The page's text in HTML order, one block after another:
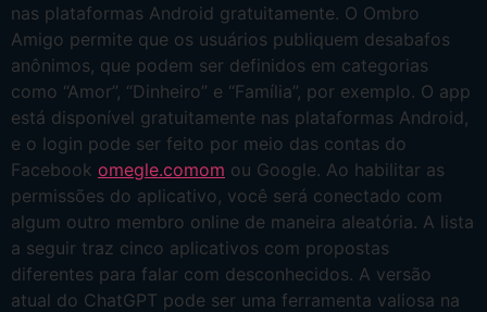
nas plataformas Android gratuitamente. O Ombro
Amigo permite que os usuários publiquem desabafos
anônimos, que podem ser definidos em categorias
como “Amor”, “Dinheiro” e “Família”, por exemplo. O app
está disponível gratuitamente nas plataformas Android,
e o login pode ser feito por meio das contas do
Facebook omegle.comom ou Google. Ao habilitar as
permissões do aplicativo, você será conectado com
algum outro membro online de maneira aleatória. A lista
a seguir traz cinco aplicativos com propostas
diferentes para falar com desconhecidos. A versão
atual do ChatGPT pode ser uma ferramenta valiosa na